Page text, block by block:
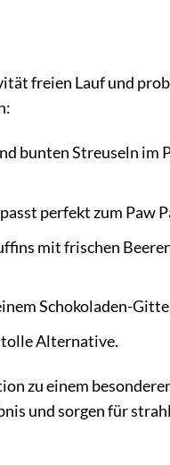
freien Lauf und
bunten Streuseln im
perfekt zum Paw
mit frischen
Schokoladen-
tolle Alternative.
zu einem
und sorgen für